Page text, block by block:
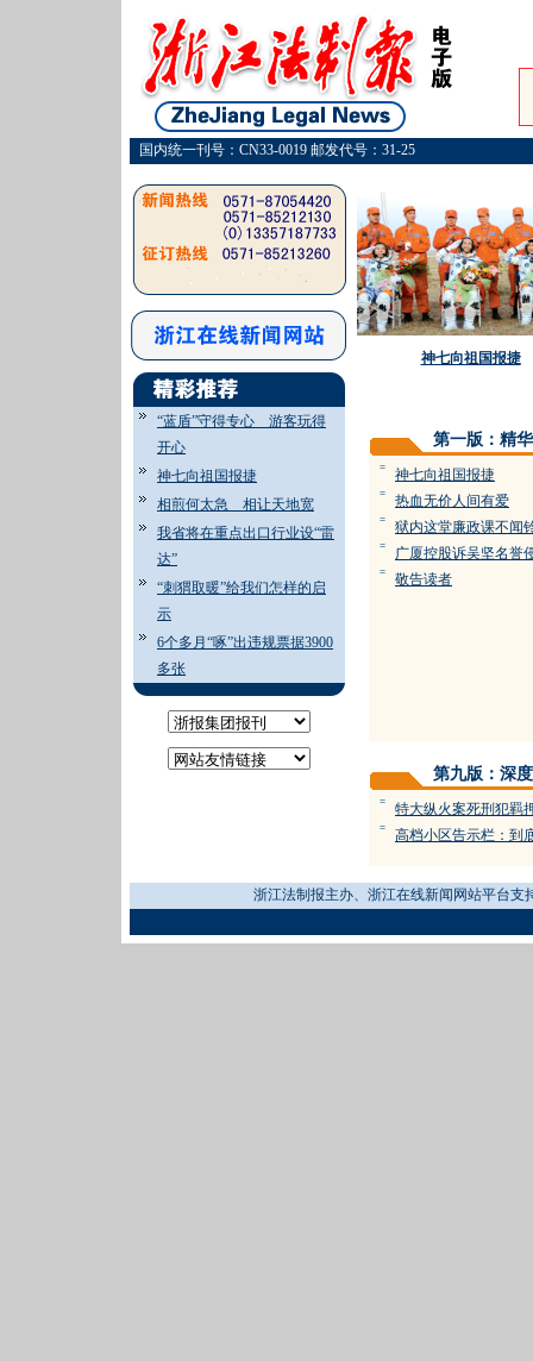
国内统一刊号：CN33-0019 邮发代号：31-25
“蓝盾”守得专心 游客玩得
开心
神七向祖国报捷
相煎何太急 相让天地宽
我省将在重点出口行业设“雷
达”
“刺猬取暖”给我们怎样的启
示
6个多月“啄”出违规票据3900
多张
神七向祖国报捷
第一版：精
= 神七向祖国报捷
= 热血无价人间有爱
= 狱内这堂廉政课不闻
= 广厦控股诉吴坚名誉
= 敬告读者
第九版：深度
= 特大纵火案死刑犯羁
= 高档小区告示栏：到
浙江法制报主办、浙江在线新闻网站平台